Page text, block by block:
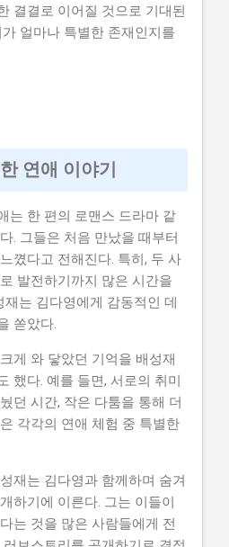
결결로 이어질 것으로 기대된
얼마나 특별한 존재인지를
연애 이야기
는 한 편의 로맨스 드라마 같
. 그들은 처음 만났을 때부터
꼈다고 전해진다. 특히, 두 사
발전하기까지 많은 시간을
재는 김다영에게 감동적인 데
쏟았다.
게 와 닿았던 기억을 배성재
했다. 예를 들면, 서로의 취미
던 시간, 작은 다툼을 통해 더
각각의 연애 체험 중 특별한
재는 김다영과 함께하며 숨겨
하기에 이른다. 그는 이들이
는 것을 많은 사람들에게 전